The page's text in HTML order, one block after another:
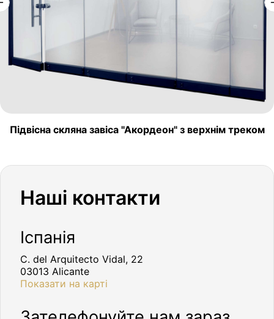
Підвісна скляна завіса "Акордеон" з верхнім треком
Наші контакти
Іспанія
C. del Arquitecto Vidal, 22
03013 Alicante
Показати на карті